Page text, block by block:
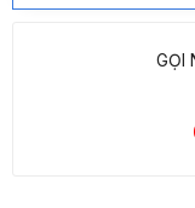
GỌI